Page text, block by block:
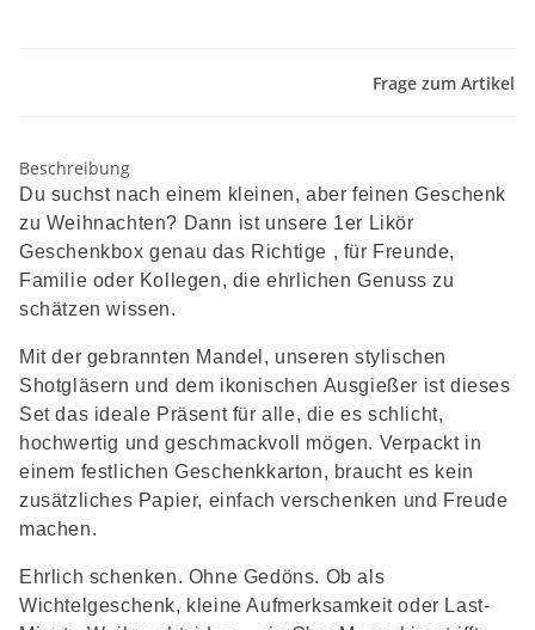
Frage zum Artikel
Beschreibung
Du suchst nach einem kleinen, aber feinen Geschenk
zu Weihnachten? Dann ist unsere 1er Likör
Geschenkbox genau das Richtige , für Freunde,
Familie oder Kollegen, die ehrlichen Genuss zu
schätzen wissen.
Mit der gebrannten Mandel, unseren stylischen
Shotgläsern und dem ikonischen Ausgießer ist dieses
Set das ideale Präsent für alle, die es schlicht,
hochwertig und geschmackvoll mögen. Verpackt in
einem festlichen Geschenkkarton, braucht es kein
zusätzliches Papier, einfach verschenken und Freude
machen.
Ehrlich schenken. Ohne Gedöns. Ob als
Wichtelgeschenk, kleine Aufmerksamkeit oder Last-